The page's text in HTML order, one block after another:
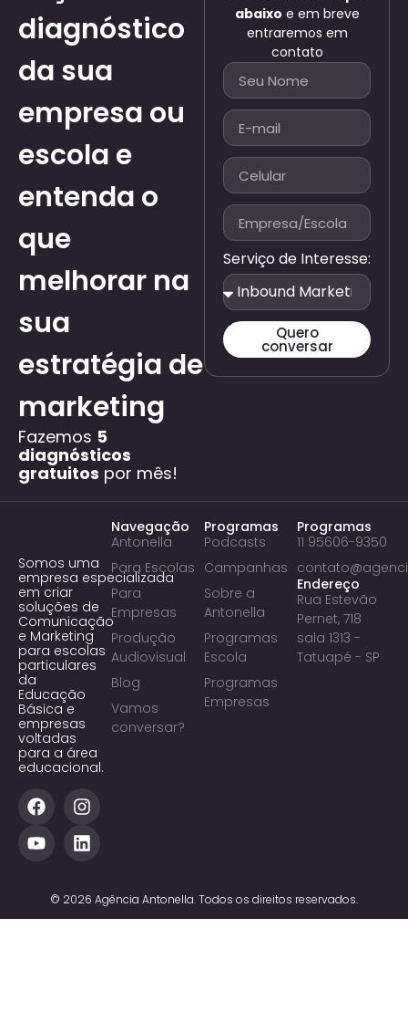
diagnóstico
da sua
empresa ou
escola e
entenda o
que
melhorar na
sua
estratégia de
marketing
Fazemos 5
diagnósticos
gratuitos por mês!
abaixo e em breve
entraremos em
contato
Serviço de Interesse:
Quero
conversar
Somos uma
empresa especializada
em criar
soluções de
Comunicação
e Marketing
para escolas
particulares
da
Educação
Básica e
empresas
voltadas
para a área
educacional.
Navegação
Antonella
Para Escolas
Para
Empresas
Produção
Audiovisual
Blog
Vamos
conversar?
Programas
Podcasts
Campanhas
Sobre a
Antonella
Programas
Escola
Programas
Empresas
Programas
11 95606-9350
Endereço
Rua Estevão
Pernet, 718
sala 1313 -
Tatuapé - SP
© 2026 Agência Antonella. Todos os direitos reservados.